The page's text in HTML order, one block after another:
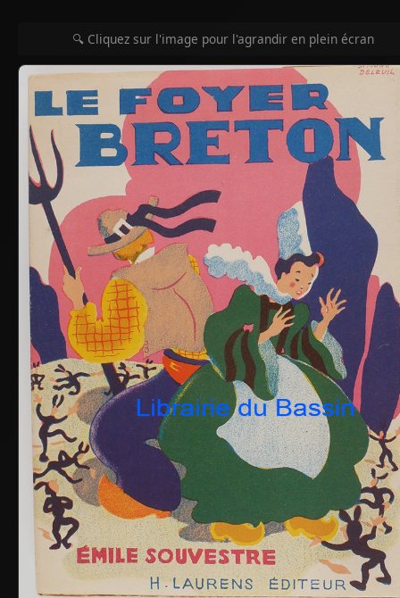
🔍 Cliquez sur l'image pour l'agrandir en plein écran